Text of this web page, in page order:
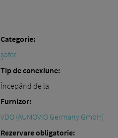
Categorie:
șofer
Tip de conexiune:
Începând de la
Furnizor:
VDO (AUMOVIO Germany GmbH)
Rezervare obligatorie: